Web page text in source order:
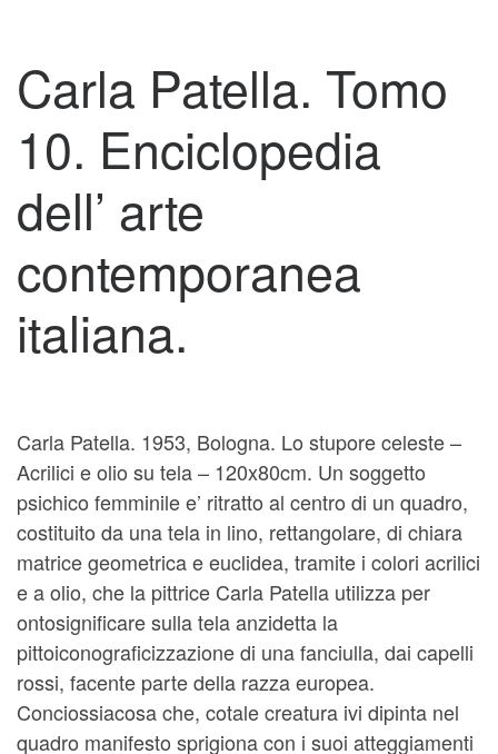
Carla Patella. Tomo
10. Enciclopedia
dell’ arte
contemporanea
italiana.
Carla Patella. 1953, Bologna. Lo stupore celeste –
Acrilici e olio su tela – 120x80cm. Un soggetto
psichico femminile e’ ritratto al centro di un quadro,
costituito da una tela in lino, rettangolare, di chiara
matrice geometrica e euclidea, tramite i colori acrilici
e a olio, che la pittrice Carla Patella utilizza per
ontosignificare sulla tela anzidetta la
pittoiconograficizzazione di una fanciulla, dai capelli
rossi, facente parte della razza europea.
Conciossiacosa che, cotale creatura ivi dipinta nel
quadro manifesto sprigiona con i suoi atteggiamenti